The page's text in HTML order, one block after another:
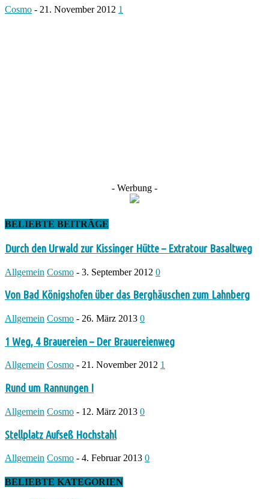
Cosmo - 21. November 2012 1
- Werbung -
BELIEBTE BEITRÄGE
Durch den Urwald zur Kissinger Hütte – Extratour Basaltweg
Allgemein Cosmo - 3. September 2012 0
Von Bad Königshofen über das Berghäuschen zum Lahnberg
Allgemein Cosmo - 26. März 2013 0
1 Weg, 4 Brauereien – Der Brauereienweg
Allgemein Cosmo - 21. November 2012 1
Rund um Rannungen I
Allgemein Cosmo - 12. März 2013 0
Stellplatz Aufseß Hochstahl
Allgemein Cosmo - 4. Februar 2013 0
BELIEBTE KATEGORIEN